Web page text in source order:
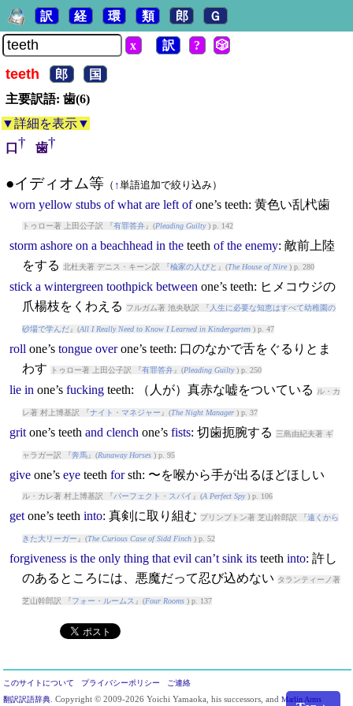
訳 経 環 類 郎 Ｇ
x 訳 ? 🎲
teeth 郎
国
主要訳語: 歯(6)
▼詳細を表示▼
口 † 歯†
●イディオム等（ ↑単語追加で絞り込み）
worn yellow stubs of what are left ofone’s teeth: 黄色い乱杙歯
トゥロー著 上田公子訳 『有罪答弁』(Pleading Guilty) p. 142
storm ashore on a beachhead in the teeth of the enemy: 敵前上陸
をする 北杜夫著 デニス・キーン訳 『楡家の人びと 』(The House of Nire) p. 280
stick a wintergreen toothpick between one’s teeth: ヒメコウジの
爪楊枝をくわえる
フルガム著 池央耿訳 『 人生に必要な知恵はすべて幼稚園の
砂場で学んだ』(All I Really Need to Know I Learned in Kindergarten) p. 47
roll one’s tongue overone’s teeth: 口のなかで舌をぐるりとま
わす
トゥロー著 上田公子訳 『有罪答弁』(Pleading Guilty) p. 250
lie in one’s fucking teeth: （人が）真赤な嘘をついている ル・カ
レ著 村上博基訳 『ナイト・マネジャー 』(The Night Manager) p. 37
gritone’s teeth and clench one’s fists: 切歯扼腕する 三島由紀夫著 ギ
ャラガー訳 『奔馬』(Runaway Horses) p. 95
giveone’s eye teeth forsth: 〜を喉から手が出るほどほしい
ル・カレ著 村上博基訳 『パーフェクト・スパイ 』(A Perfect Spy) p. 106
getone’s teeth into: 真剣に取り組む プリンプトン著 芝山幹郎訳 『遠くから
きた大リーガー 』(The Curious Case of Sidd Finch) p. 52
forgiveness is the only thing that evil can’t sink its teeth into: 許し
のあるところには、悪魔だって忍び込めない タランティーノ著
芝山幹郎訳 『フォー・ルームス 』(Four Rooms) p. 137
このサイトについて プライバシーポリシー
ご連絡
翻訳訳語辞典 . Copyright © 2009-2026 Yoichi Yamaoka, his successors, and Marlin Arms